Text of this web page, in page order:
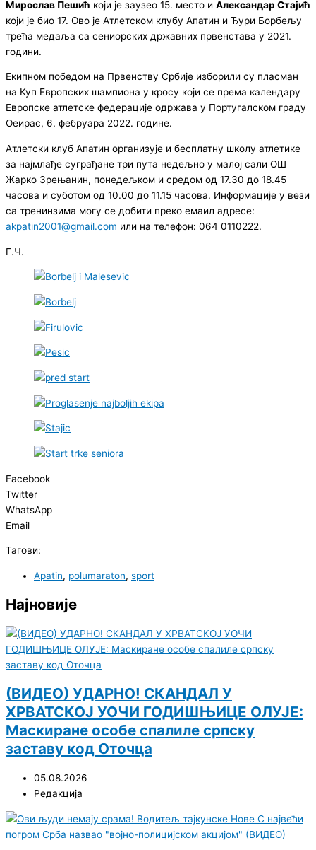
Мирослав Пешић који је заузео 15. место и Александар Стајић
који је био 17. Ово је Атлетском клубу Апатин и Ђури Борбељу
трећа медаља са сениорских државних првенстава у 2021.
години.
Екипном победом на Првенству Србије изборили су пласман
на Куп Европских шампиона у кросу који се према календару
Европске атлетске федерације одржава у Португалском граду
Оеирас, 6. фебруара 2022. године.
Атлетски клуб Апатин организује и бесплатну школу атлетике
за најмлађе суграђане три пута недељно у малој сали ОШ
Жарко Зрењанин, понедељком и средом од 17.30 до 18.45
часова и суботом од 10.00 до 11.15 часова. Информације у вези
са тренинзима могу се добити преко емаил адресе:
akpatin2001@gmail.com или на телефон: 064 0110222.
Г.Ч.
Facebook
Twitter
WhatsApp
Email
Тагови:
Apatin, polumaraton, sport
Најновије
(ВИДЕО) УДАРНО! СКАНДАЛ У
ХРВАТСКОЈ УОЧИ ГОДИШЊИЦЕ ОЛУЈЕ:
Маскиране особе спалиле српску
заставу код Оточца
05.08.2026
Редакција